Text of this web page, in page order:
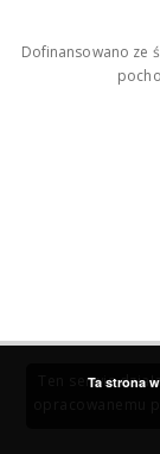
Dofinansowano ze
Ten serwis
Ta strona